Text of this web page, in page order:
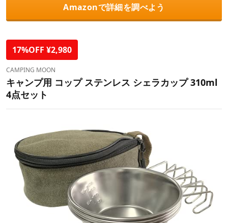
Amazonで詳細を調べよう
17%OFF ¥2,980
CAMPING MOON
キャンプ用 コップ ステンレス シェラカップ 310ml
4点セット